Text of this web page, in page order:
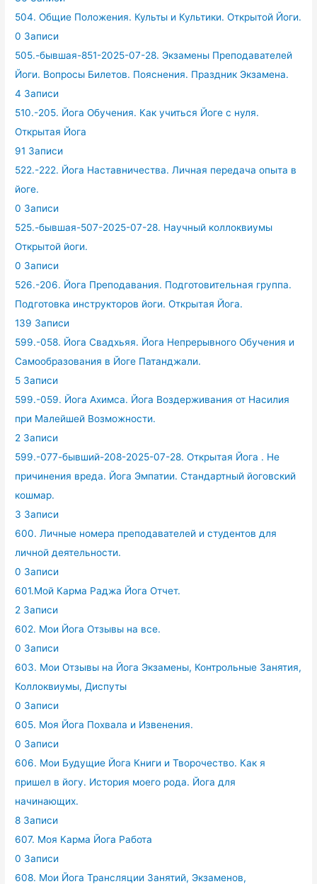
504. Общие Положения. Культы и Культики. Открытой Йоги.
0 Записи
505.-бывшая-851-2025-07-28. Экзамены Преподавателей
Йоги. Вопросы Билетов. Пояснения. Праздник Экзамена.
4 Записи
510.-205. Йога Обучения. Как учиться Йоге с нуля.
Открытая Йога
91 Записи
522.-222. Йога Наставничества. Личная передача опыта в
йоге.
0 Записи
525.-бывшая-507-2025-07-28. Научный коллоквиумы
Открытой йоги.
0 Записи
526.-206. Йога Преподавания. Подготовительная группа.
Подготовка инструкторов йоги. Открытая Йога.
139 Записи
599.-058. Йога Свадхьяя. Йога Непрерывного Обучения и
Самообразования в Йоге Патанджали.
5 Записи
599.-059. Йога Ахимса. Йога Воздерживания от Насилия
при Малейшей Возможности.
2 Записи
599.-077-бывший-208-2025-07-28. Открытая Йога . Не
причинения вреда. Йога Эмпатии. Стандартный йоговский
кошмар.
3 Записи
600. Личные номера преподавателей и студентов для
личной деятельности.
0 Записи
601.Мой Карма Раджа Йога Отчет.
2 Записи
602. Мои Йога Отзывы на все.
0 Записи
603. Мои Отзывы на Йога Экзамены, Контрольные Занятия,
Коллоквиумы, Диспуты
0 Записи
605. Моя Йога Похвала и Извенения.
0 Записи
606. Мои Будущие Йога Книги и Творочество. Как я
пришел в йогу. История моего рода. Йога для
начинающих.
8 Записи
607. Моя Карма Йога Работа
0 Записи
608. Мои Йога Трансляции Занятий, Экзаменов,